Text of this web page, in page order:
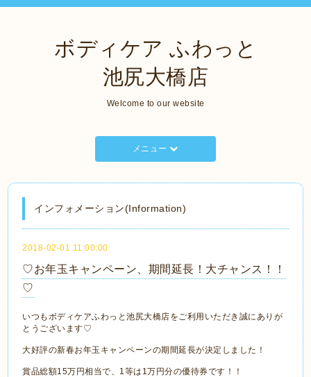
ボディケア ふわっと
池尻大橋店
Welcome to our website
メニュー
インフォメーション(Information)
2018-02-01 11:00:00
♡お年玉キャンペーン、期間延長！大チャンス！！
♡
いつもボディケアふわっと池尻大橋店をご利用いただき誠にありが
とうございます♡
大好評の新春お年玉キャンペーンの期間延長が決定しました！
賞品総額15万円相当で、1等は1万円分の優待券です！！